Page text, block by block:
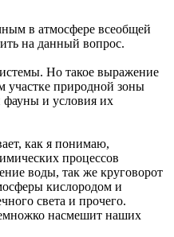
в атмосфере всеобщей
на данный вопрос.
Но такое выражение
участке природной зоны
и условия их
как я понимаю,
процессов
воды, так же круговорот
кислородом и
света и прочего.
насмешит наших